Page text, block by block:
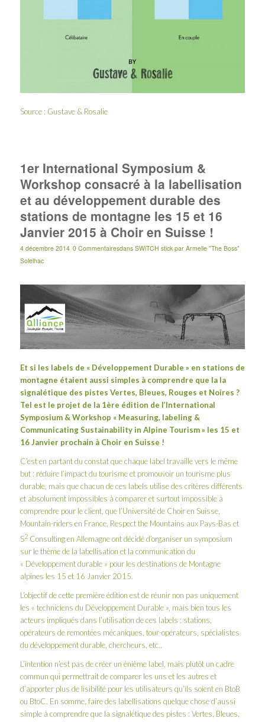
Source : Gustave & Rosalie
1er International Symposium &
Workshop consacré à la labellisation
et au développement durable des
stations de montagne les 15 et 16
Janvier 2015 à Choir en Suisse !
4 décembre 2014 0 Commentairesdans SWiTCH stick par Armelle "The Boss"
Solelhac
Et si les labels de « Développement Durable » en stations de
montagne étaient aussi simples à comprendre que la la
signalétique des pistes Vertes, Bleues, Rouges et Noires ?
Tel est le projet de la 1ère édition de l’International
Symposium & Workshop « Measuring, labeling &
Communicating Sustainability in Alpine Tourism » les 15 et
16 Janvier prochain à Choir en Suisse !
C’est en partant du constat que chaque label travaille vers le même
but : réduire l’impact du tourisme et promouvoir un tourisme plus
durable, mais que chacun de ces labels utilise des critères différents
et absolument impossibles à comparer et surtout impossible à
comprendre pour le client, que l’Université de Choir en Suisse,
Mountain-riders en France, Respect the Mountains aux Pays-Bas et
S2Consulting en Allemagne ont décidé d’organiser un symposium
sur le thème de la labellisation et la communication du
« Développement durable » pour les destinations de Montagne
alpines les 15 et 16 Janvier 2015.
L’objectif de cette première édition est de réunir non pas uniquement
les « techniciens du Développement Durable », mais bien tous les
acteurs impliqués dans l’utilisation de ces labels : stations,
opérateurs de remontées mécaniques, tour-opérateurs, spécialistes
du développement durable, chercheurs, etc..
L’intention n’est pas de créer un énième label, mais plutôt un cadre
commun qui permettrait de comparer les uns et les autres et
d’apporter plus de lisibilité pour les utilisateurs qu’ils soient en BtoB
ou BtoC. En somme, faire des labellisations quelque chose d’aussi
simple à comprendre que la signalétique des pistes : Vertes, Bleues,